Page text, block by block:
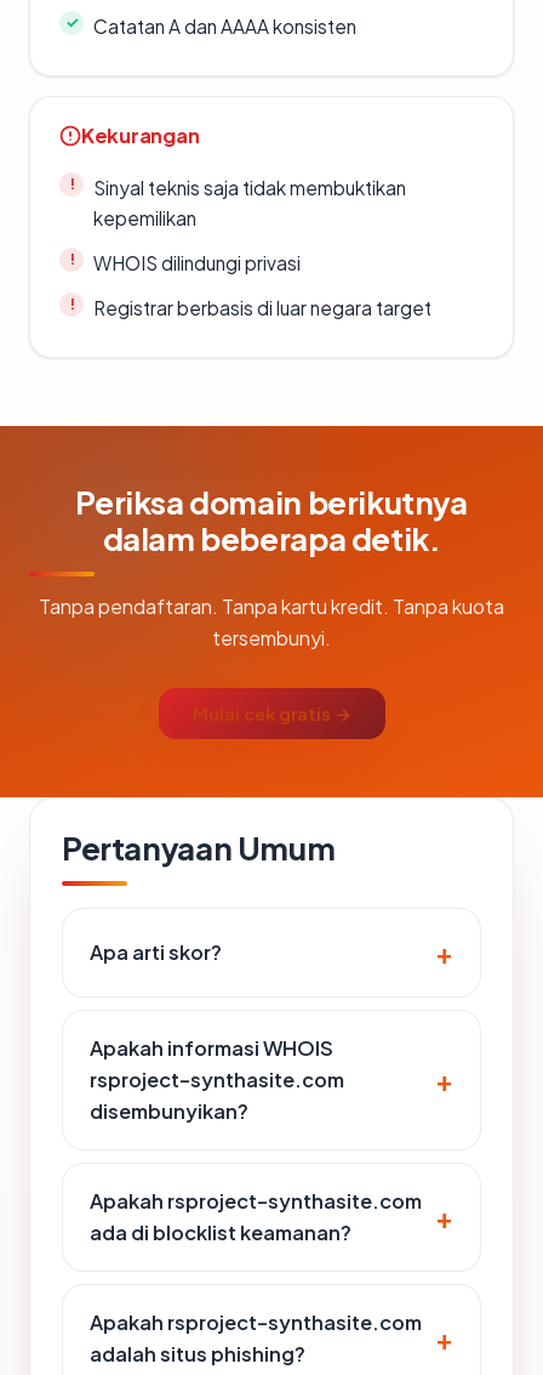
Catatan A dan AAAA konsisten
Kekurangan
Sinyal teknis saja tidak membuktikan
kepemilikan
WHOIS dilindungi privasi
Registrar berbasis di luar negara target
Periksa domain berikutnya
dalam beberapa detik.
Tanpa pendaftaran. Tanpa kartu kredit. Tanpa kuota
tersembunyi.
Mulai cek gratis →
Pertanyaan Umum
Apa arti skor?
Apakah informasi WHOIS
rsproject-synthasite.com
disembunyikan?
Apakah rsproject-synthasite.com
ada di blocklist keamanan?
Apakah rsproject-synthasite.com
adalah situs phishing?